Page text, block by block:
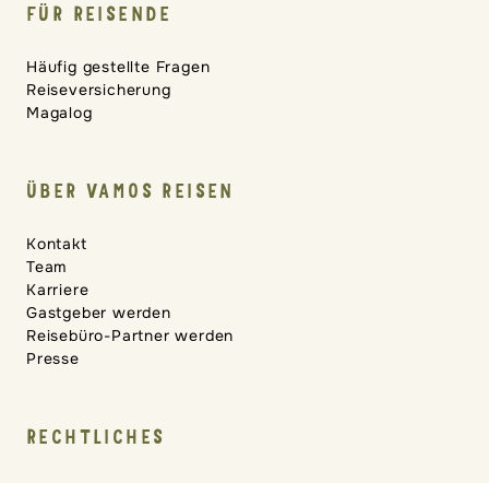
FÜR REISENDE
Häufig gestellte Fragen
Reiseversicherung
Magalog
ÜBER VAMOS REISEN
Kontakt
Team
Karriere
Gastgeber werden
Reisebüro-Partner werden
Presse
RECHTLICHES